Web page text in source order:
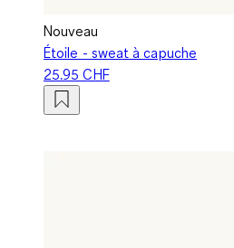
Nouveau
Étoile - sweat à capuche
25.95 CHF